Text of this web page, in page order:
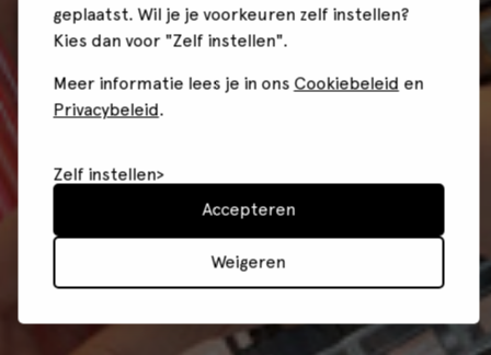
geplaatst. Wil je je voorkeuren zelf instellen?
Kies dan voor "Zelf instellen".
Meer informatie lees je in ons Cookiebeleid en
Privacybeleid.
Zelf instellen
Weigeren
Accepteren